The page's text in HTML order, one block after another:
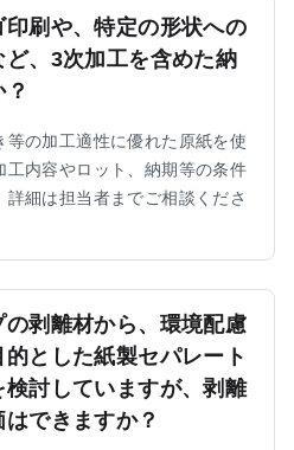
刷や、特定の形状への
、3次加工を含めた納
等の加工適性に優れた原紙を使
工内容やロット、納期等の条件
詳細は担当者までご相談くださ
の剥離材から、環境配慮
的とした紙製セパレート
討していますが、剥離
できますか？